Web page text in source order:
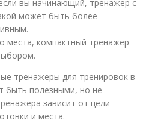
вы начинающий, тренажер с
может быть более
места, компактный тренажер
тренажеры для тренировок в
быть полезными, но не
зависит от цели
и места.